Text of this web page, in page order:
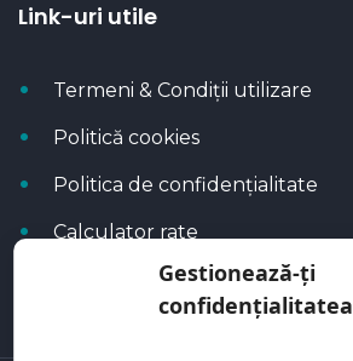
Gestionează-ți
confidențialitatea
Link-uri utile
Termeni & Condiții utilizare
Politică cookies
Politica de confidențialitate
Calculator rate
Blog Autoflux